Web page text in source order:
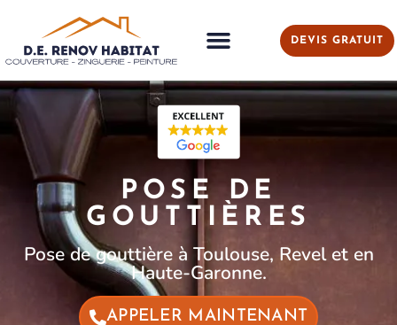
DEVIS GRATUIT
POSE DE
GOUTTIÈRES
Pose de gouttière à Toulouse, Revel et en
Haute-Garonne.
APPELER MAINTENANT